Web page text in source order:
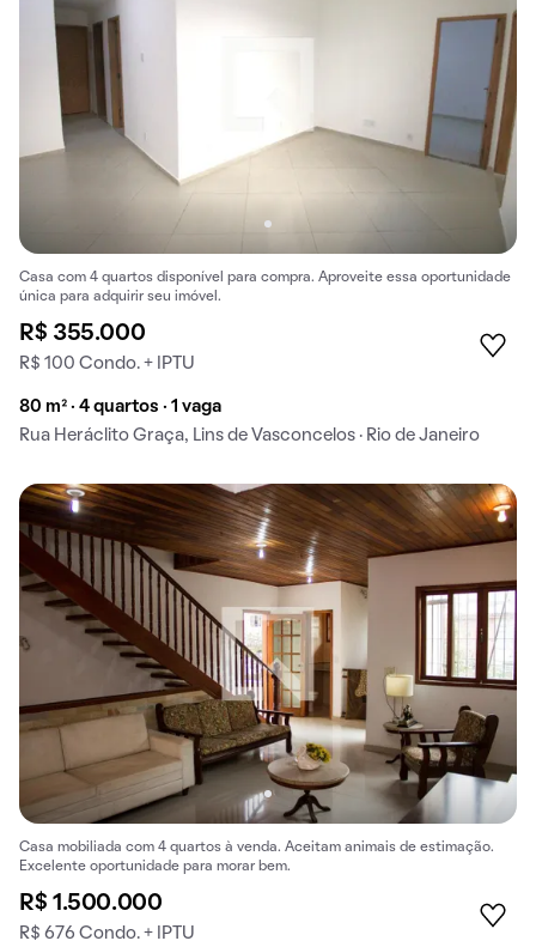
Casa com 4 quartos disponível para compra. Aproveite essa oportunidade
única para adquirir seu imóvel.
R$ 355.000
R$ 100 Condo. + IPTU
80 m² · 4 quartos · 1 vaga
Rua Heráclito Graça, Lins de Vasconcelos · Rio de Janeiro
Casa mobiliada com 4 quartos à venda. Aceitam animais de estimação.
Excelente oportunidade para morar bem.
R$ 1.500.000
R$ 676 Condo. + IPTU